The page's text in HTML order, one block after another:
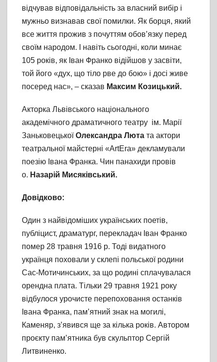
відчував відповідальність за власний вибір і
мужньо визнавав свої помилки. Як борця, який
все життя прожив з почуттям обов’язку перед
своїм народом. І навіть сьогодні, коли минає
105 років, як Іван Франко відійшов у засвіти,
той його «дух, що тіло рве до бою» і досі живе
посеред нас», – сказав Максим Козицький.
Акторка Львівського національного
академічного драматичного театру ім. Марії
ЗаньковецькоїОлександра Люта та актори
театральної майстерні «ArtEra» декламували
поезію Івана Франка. Чин панахиди провів
о. Назарій Мисяківський.
Довідково:
Один з найвідоміших українських поетів,
публіцист, драматург, перекладач Іван Франко
помер 28 травня 1916 р. Тоді видатного
українця поховали у склепі польської родини
Сас-Мотичинських, за що родині сплачувалася
орендна плата. Тільки 29 травня 1921 року
відбулося урочисте перепоховання останків
Івана Франка, пам’ятний знак на могилі,
Каменяр, з’явився ще за кілька років. Автором
проєкту пам’ятника був скульптор Сергій
Литвиненко.